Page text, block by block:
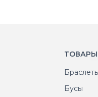
ТОВАРЫ
Бусы